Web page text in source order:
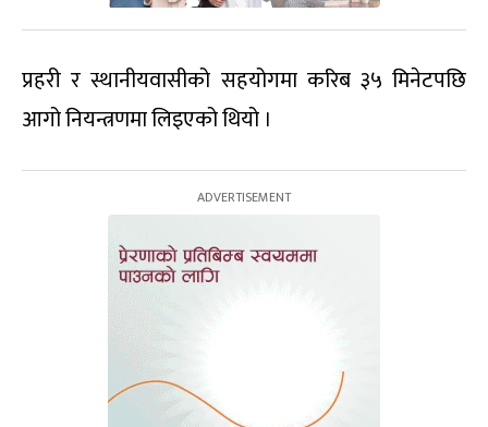
प्रहरी र स्थानीयवासीको सहयोगमा करिब ३५ मिनेटपछि
आगो नियन्त्रणमा लिइएको थियो ।